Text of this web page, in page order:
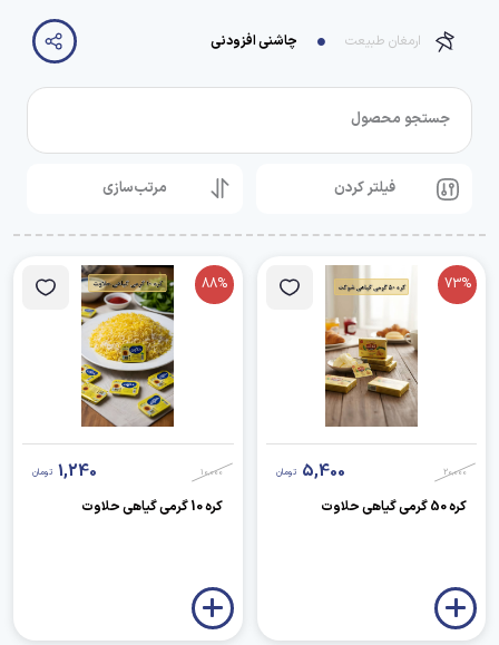
ارمغان طبیعت چاشنی افزودنی
جستجو محصول
فیلتر کردن مرتب‌سازی
73%
20,000
5,400 تومان
کره 50 گرمی گیاهی حلاوت
88%
10,000
1,240 تومان
کره 10 گرمی گیاهی حلاوت